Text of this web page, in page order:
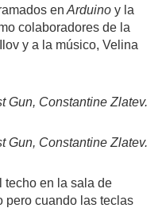
enArduinoy la
colaboradores de la
y a la músico, Velina
Gun, Constantine Zlatev.
Gun, Constantine Zlatev.
techo en la sala de
pero cuando las teclas